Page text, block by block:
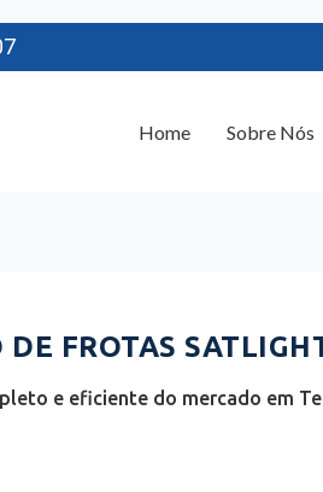
FROTAS
e eficiente do mercado em